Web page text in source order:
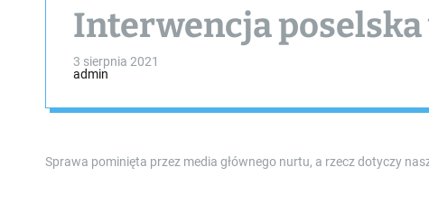
Interwencja poselska
3 sierpnia 2021
admin
Sprawa pominięta przez media głównego nurtu, a rzecz dotyczy